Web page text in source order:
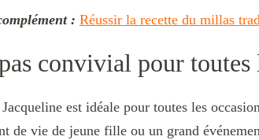
: Réussir la recette du millas
convivial pour toutes
est idéale pour toutes les
de vie de jeune fille ou un grand